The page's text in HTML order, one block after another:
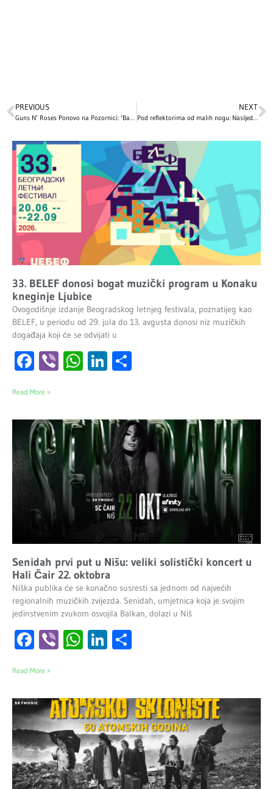
PREVIOUS
Guns N’ Roses Ponovo na Pozornici: ‘Bad Apples’ Izvođen Uživo po Prvi Put od 1991.
NEXT
Pod reflektorima od malih nogu: Nasljednici naših velikih zvijezda stekli su popularnost još u djetinjstvu
33. BELEF donosi bogat muzički program u Konaku
kneginje Ljubice
Ovogodišnje izdanje Beogradskog letnjeg festivala, poznatijeg kao
BELEF, u periodu od 29. jula do 13. avgusta donosi niz muzičkih
događaja koji će se odvijati u
Facebook
ViberWhatsApp
LinkedIn
Read More »
Senidah prvi put u Nišu: veliki solistički koncert u
Hali Čair 22. oktobra
Niška publika će se konačno susresti sa jednom od najvećih
regionalnih muzičkih zvijezda. Senidah, umjetnica koja je svojim
jedinstvenim zvukom osvojila Balkan, dolazi u Niš
Facebook
ViberWhatsApp
LinkedIn
Read More »